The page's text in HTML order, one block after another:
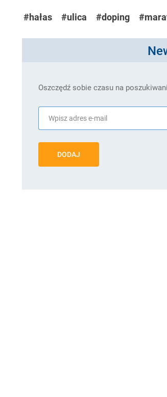
#hałas #ulica #doping
Oszczędź sobie czasu na
DODAJ